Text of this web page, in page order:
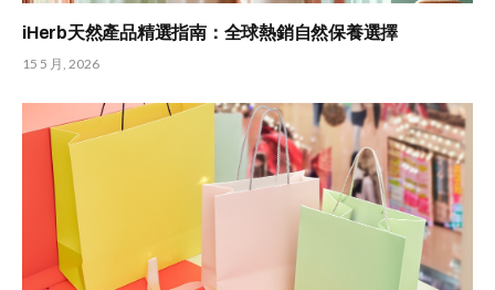
iHerb天然產品精選指南：全球熱銷自然保養選擇
15 5 月, 2026